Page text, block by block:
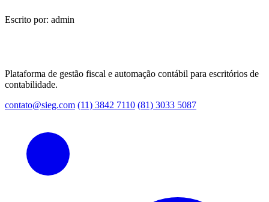
Escrito por: admin
Plataforma de gestão fiscal e automação contábil para escritórios de
contabilidade.
contato@sieg.com (11) 3842 7110 (81) 3033 5087